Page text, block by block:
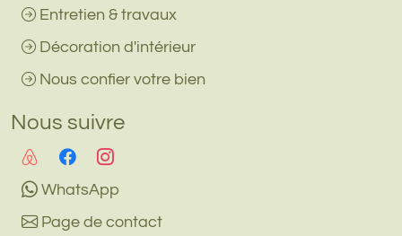
Entretien & travaux
Décoration d'intérieur
Nous confier votre bien
Nous suivre
WhatsApp
Page de contact